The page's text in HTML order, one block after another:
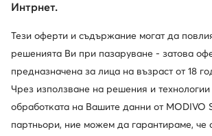
Чехли · Черен
Актуална цена
131,99 €
Редовна цена 140,09 € -5%
Най-ниска цена140,09 €-5%
Интрнет.
Тези оферти и съдържание могат да
решенията Ви при пазаруване - затова
предназначена за лица на възраст от 18
Чрез използване на решения и
обработката на Вашите данни от MODIVO
партньори, ние можем да гарантираме, че